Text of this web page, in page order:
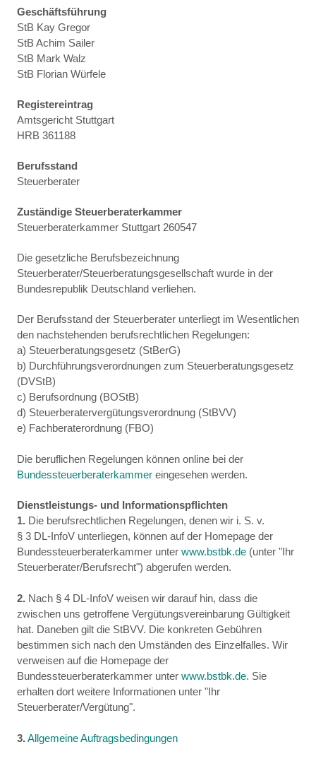
Geschäftsführung
StB Kay Gregor
StB Achim Sailer
StB Mark Walz
StB Florian Würfele
Registereintrag
Amtsgericht Stuttgart
HRB 361188
Berufsstand
Steuerberater
Zuständige Steuerberaterkammer
Steuerberaterkammer Stuttgart 260547
Die gesetzliche Berufsbezeichnung
Steuerberater/Steuerberatungsgesellschaft wurde in der
Bundesrepublik Deutschland verliehen.
Der Berufsstand der Steuerberater unterliegt im Wesentlichen
den nachstehenden berufsrechtlichen Regelungen:
a) Steuerberatungsgesetz (StBerG)
b) Durchführungsverordnungen zum Steuerberatungsgesetz
(DVStB)
c) Berufsordnung (BOStB)
d) Steuerberatervergütungsverordnung (StBVV)
e) Fachberaterordnung (FBO)
Die beruflichen Regelungen können online bei der
Bundessteuerberaterkammer eingesehen werden.
Dienstleistungs- und Informationspflichten
1. Die berufsrechtlichen Regelungen, denen wir i. S. v.
§ 3 DL-InfoV unterliegen, können auf der Homepage der
Bundessteuerberaterkammer unter www.bstbk.de (unter "Ihr
Steuerberater/Berufsrecht") abgerufen werden.
2. Nach § 4 DL-InfoV weisen wir darauf hin, dass die
zwischen uns getroffene Vergütungsvereinbarung Gültigkeit
hat. Daneben gilt die StBVV. Die konkreten Gebühren
bestimmen sich nach den Umständen des Einzelfalles. Wir
verweisen auf die Homepage der
Bundessteuerberaterkammer unter www.bstbk.de. Sie
erhalten dort weitere Informationen unter "Ihr
Steuerberater/Vergütung".
3.Allgemeine Auftragsbedingungen